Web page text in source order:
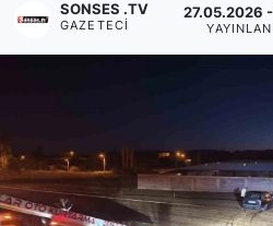
SONSES .TV
GAZETECI
27.05.2026
Siyaset
YEREL HABER